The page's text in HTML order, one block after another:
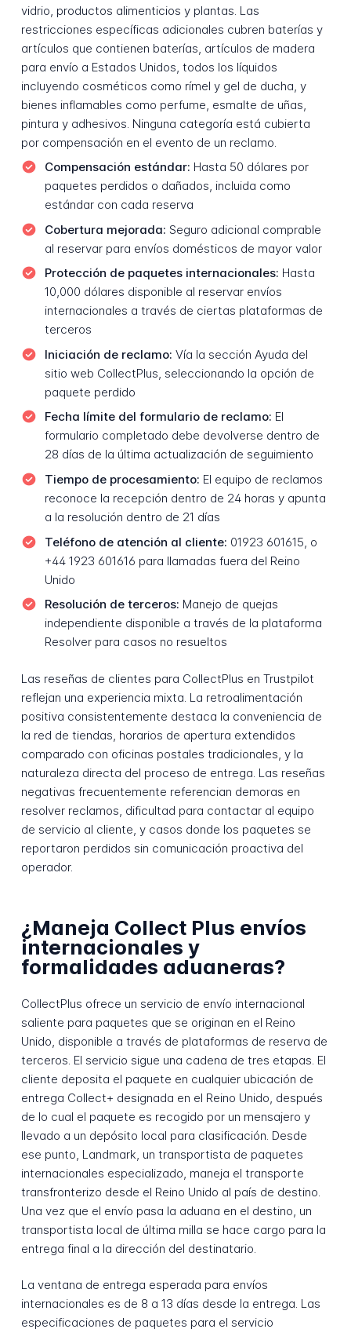
vidrio, productos alimenticios y plantas. Las
restricciones específicas adicionales cubren baterías y
artículos que contienen baterías, artículos de madera
para envío a Estados Unidos, todos los líquidos
incluyendo cosméticos como rímel y gel de ducha, y
bienes inflamables como perfume, esmalte de uñas,
pintura y adhesivos. Ninguna categoría está cubierta
por compensación en el evento de un reclamo.
Compensación estándar: Hasta 50 dólares por
paquetes perdidos o dañados, incluida como
estándar con cada reserva
Cobertura mejorada: Seguro adicional comprable
al reservar para envíos domésticos de mayor valor
Protección de paquetes internacionales: Hasta
10,000 dólares disponible al reservar envíos
internacionales a través de ciertas plataformas de
terceros
Iniciación de reclamo: Vía la sección Ayuda del
sitio web CollectPlus, seleccionando la opción de
paquete perdido
Fecha límite del formulario de reclamo: El
formulario completado debe devolverse dentro de
28 días de la última actualización de seguimiento
Tiempo de procesamiento: El equipo de reclamos
reconoce la recepción dentro de 24 horas y apunta
a la resolución dentro de 21 días
Teléfono de atención al cliente: 01923 601615, o
+44 1923 601616 para llamadas fuera del Reino
Unido
Resolución de terceros: Manejo de quejas
independiente disponible a través de la plataforma
Resolver para casos no resueltos
Las reseñas de clientes para CollectPlus en Trustpilot
reflejan una experiencia mixta. La retroalimentación
positiva consistentemente destaca la conveniencia de
la red de tiendas, horarios de apertura extendidos
comparado con oficinas postales tradicionales, y la
naturaleza directa del proceso de entrega. Las reseñas
negativas frecuentemente referencian demoras en
resolver reclamos, dificultad para contactar al equipo
de servicio al cliente, y casos donde los paquetes se
reportaron perdidos sin comunicación proactiva del
operador.
¿Maneja Collect Plus envíos
internacionales y
formalidades aduaneras?
CollectPlus ofrece un servicio de envío internacional
saliente para paquetes que se originan en el Reino
Unido, disponible a través de plataformas de reserva de
terceros. El servicio sigue una cadena de tres etapas. El
cliente deposita el paquete en cualquier ubicación de
entrega Collect+ designada en el Reino Unido, después
de lo cual el paquete es recogido por un mensajero y
llevado a un depósito local para clasificación. Desde
ese punto, Landmark, un transportista de paquetes
internacionales especializado, maneja el transporte
transfronterizo desde el Reino Unido al país de destino.
Una vez que el envío pasa la aduana en el destino, un
transportista local de última milla se hace cargo para la
entrega final a la dirección del destinatario.
La ventana de entrega esperada para envíos
internacionales es de 8 a 13 días desde la entrega. Las
especificaciones de paquetes para el servicio